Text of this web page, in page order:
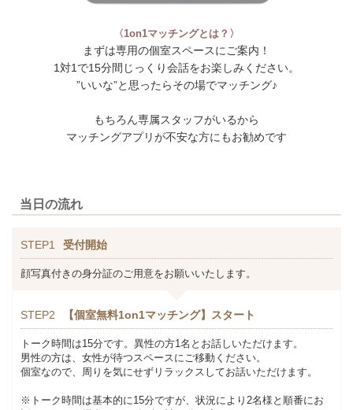
〈1on1マッチングとは？〉
まずは専用の個室スペースにご案内！
1対1で15分間じっくり会話をお楽しみください。
”いいな”と思ったらその場でマッチング♪
もちろん専属スタッフがいるから
マッチングアプリが不安な方にもお勧めです
当日の流れ
STEP1 受付開始
顔写真付きの身分証のご用意をお願いいたします。
STEP2 【個室無料1on1マッチング】スタート
トーク時間は15分です。異性の方1名とお話しいただけます。
男性の方は、女性が待つスペースにご移動ください。
個室なので、周りを気にせずリラックスしてお話いただけます。
※トーク時間は基本的に15分ですが、状況により2名様と順番にお